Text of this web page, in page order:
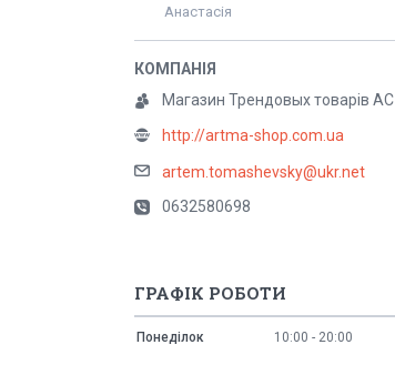
Анастасія
Магазин Трендовых товарів АС
http://artma-shop.com.ua
artem.tomashevsky@ukr.net
0632580698
ГРАФІК РОБОТИ
Понеділок 10:00 20:00